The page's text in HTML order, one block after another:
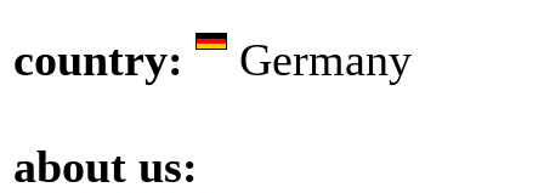
country: Germany
about us: